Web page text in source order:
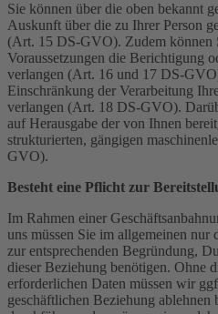
Sie können über die oben bekannt
Auskunft über die zu Ihrer Person
(Art. 15 DS-GVO). Zudem können
Voraussetzungen die Berichtigung
verlangen (Art. 16 und 17 DS-
Einschränkung der Verarbeitung
verlangen (Art. 18 DS-GVO).
auf Herausgabe der von Ihnen
strukturierten, gängigen
GVO).
Besteht eine Pflicht zur
Im Rahmen einer
uns müssen Sie im allgemeinen
zur entsprechenden Begründung,
dieser Beziehung benötigen. Ohne
erforderlichen Daten müssen wir
geschäftlichen Beziehung ablehnen